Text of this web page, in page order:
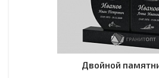
Двойной